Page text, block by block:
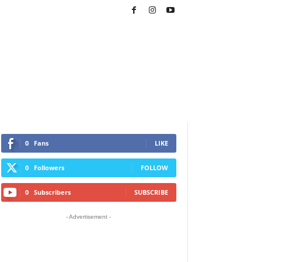
0 Fans LIKE
0 Followers FOLLOW
0 Subscribers SUBSCRIBE
- Advertisement -